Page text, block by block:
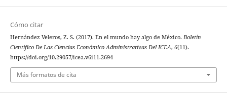
Cómo citar
Hernández Veleros, Z. S. (2017). En el mundo hay algo de México. Boletín
Científico De Las Ciencias Económico Administrativas Del ICEA, 6(11).
https://doi.org/10.29057/icea.v6i11.2694
Más formatos de cita